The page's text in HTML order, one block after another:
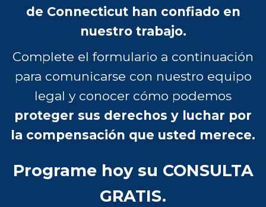
de Connecticut han confiado en
nuestro trabajo.
Complete el formulario a continuación
para comunicarse con nuestro equipo
legal y conocer cómo podemos
proteger sus derechos y luchar por
la compensación que usted merece.
Programe hoy su CONSULTA
GRATIS.